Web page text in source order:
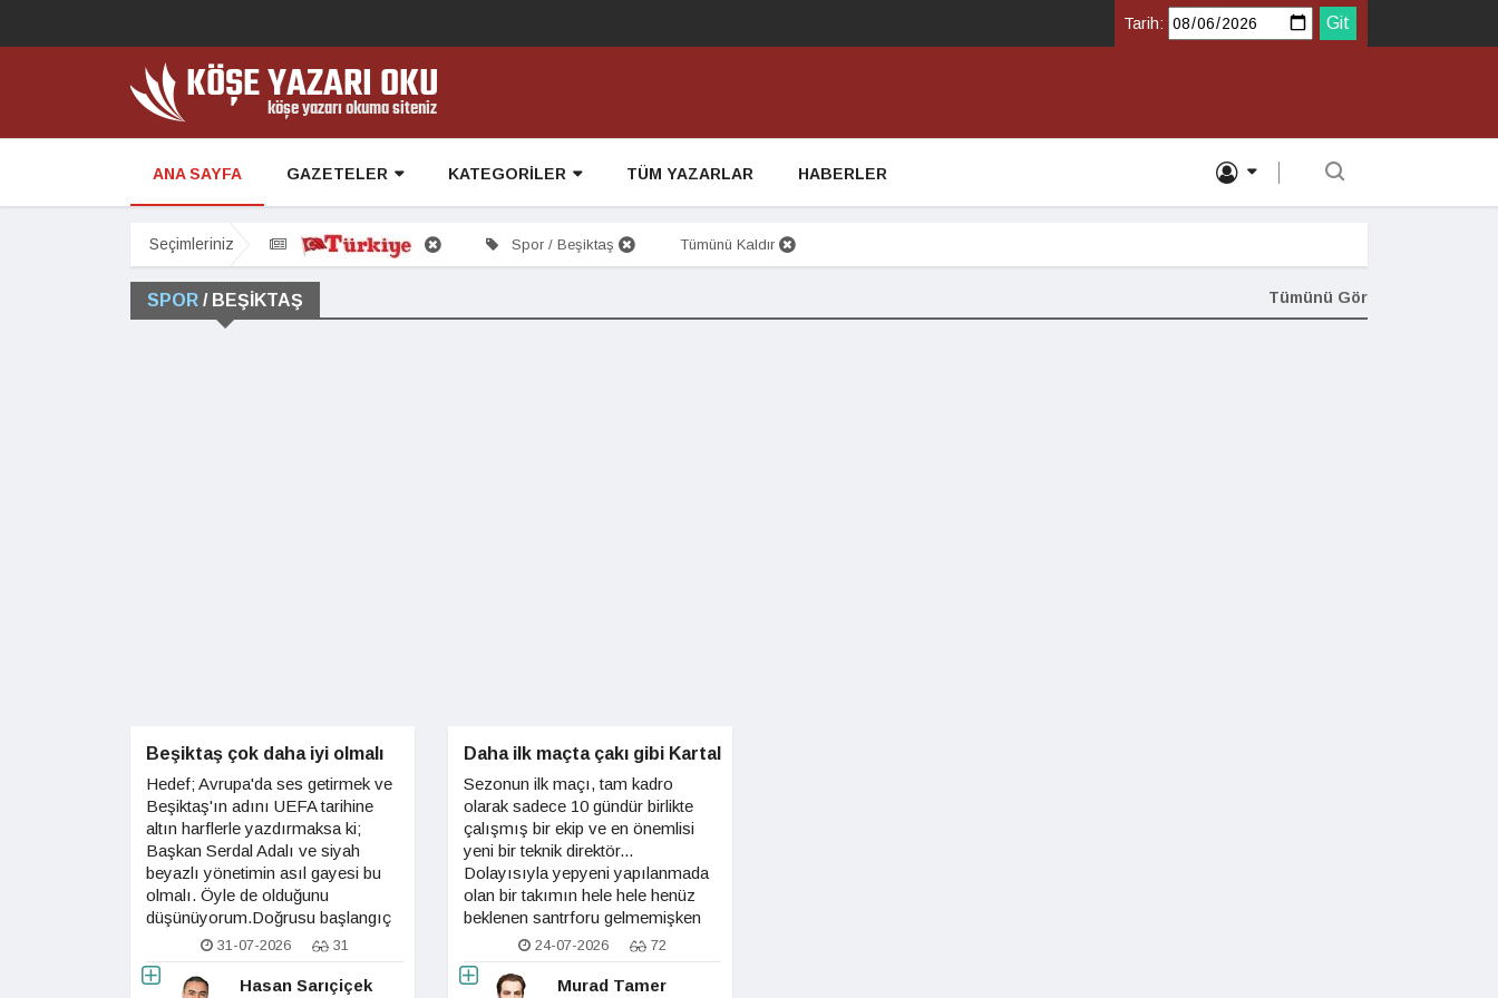
Tarih:
ANA SAYFA GAZETELER KATEGORİLER TÜM YAZARLAR HABERLER
Seçimleriniz Spor / Beşiktaş Tümünü Kaldır
SPOR / BEŞIKTAŞ Tümünü Gör
Beşiktaş çok daha iyi olmalı
Hedef; Avrupa'da ses getirmek ve
Beşiktaş'ın adını UEFA tarihine
altın harflerle yazdırmaksa ki;
Başkan Serdal Adalı ve siyah
beyazlı yönetimin asıl gayesi bu
olmalı. Öyle de olduğunu
düşünüyorum.Doğrusu başlangıç
adına, tur ve sonuçlar güzel, oyun
düşündürücü, gelişim ümit
veriyor... ama 3. tur ve sonrası çok
31-07-2026 31
Hasan Sarıçiçek
Daha ilk maçta çakı gibi Kartal
Sezonun ilk maçı, tam kadro
olarak sadece 10 gündür birlikte
çalışmış bir ekip ve en önemlisi
yeni bir teknik direktör...
Dolayısıyla yepyeni yapılanmada
olan bir takımın hele hele henüz
beklenen santrforu gelmemişken
ve en önemli transferi Trossard da
takıma katılmamışken keskin
tespitler yapmak mümkün değil
24-07-2026 72
Murad Tamer